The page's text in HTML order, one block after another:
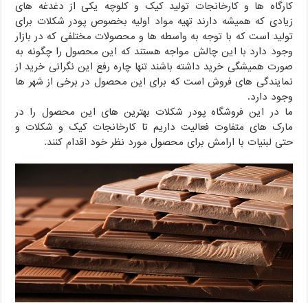
کارگاه ها و کارخانجات تولید کیک و کلوچه یکی از دغدغه های
زیادی که همیشه دارند تهیه مواد اولیه بخصوص پودر شکلات برای
تولید است که با توجه به واسطه ها و محصولات مختلفی که در بازار
وجود دارد با این چالش مواجه هستند که این محصول را چگونه به
صورت همیشگی خرید داشته باشند تنها چاره رفع این نگرانی خرید از
نمایندگی های فروش است که برای این محصول در برخی از شهر ها
وجود دارد.
ما در این فروشگاه پودر شکلات بهترین های این محصول را در
مارک های متفاوت فعالیت داریم تا کارخانجات کیک و شکلات و
حتی لبنیات با ارامش برای محصول مورد نظر خود اقدام کنند.